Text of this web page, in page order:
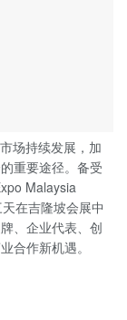
场持续发展，加
重要途径。备受
Malaysia
在吉隆坡会展中
、企业代表、创
合作新机遇。